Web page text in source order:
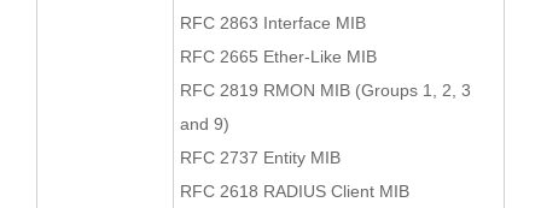
RFC 2863 Interface MIB
RFC 2665 Ether-Like MIB
RFC 2819 RMON MIB (Groups 1, 2, 3
and 9)
RFC 2737 Entity MIB
RFC 2618 RADIUS Client MIB